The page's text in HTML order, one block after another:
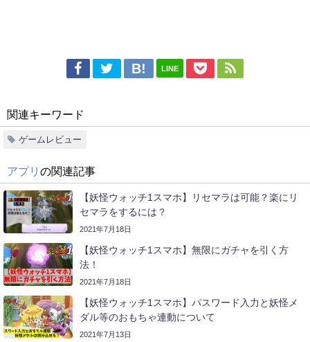
LINE
関連キーワード
ゲームレビュー
アプリ の関連記事
【妖怪ウォッチ1スマホ】リセマラは可能？楽にリ
セマラをするには？
2021年7月18日
【妖怪ウォッチ1スマホ】無限にガチャを引く方
法！
2021年7月18日
【妖怪ウォッチ1スマホ】パスワード入力と妖怪メ
ダル等のおもちゃ連動について
2021年7月13日